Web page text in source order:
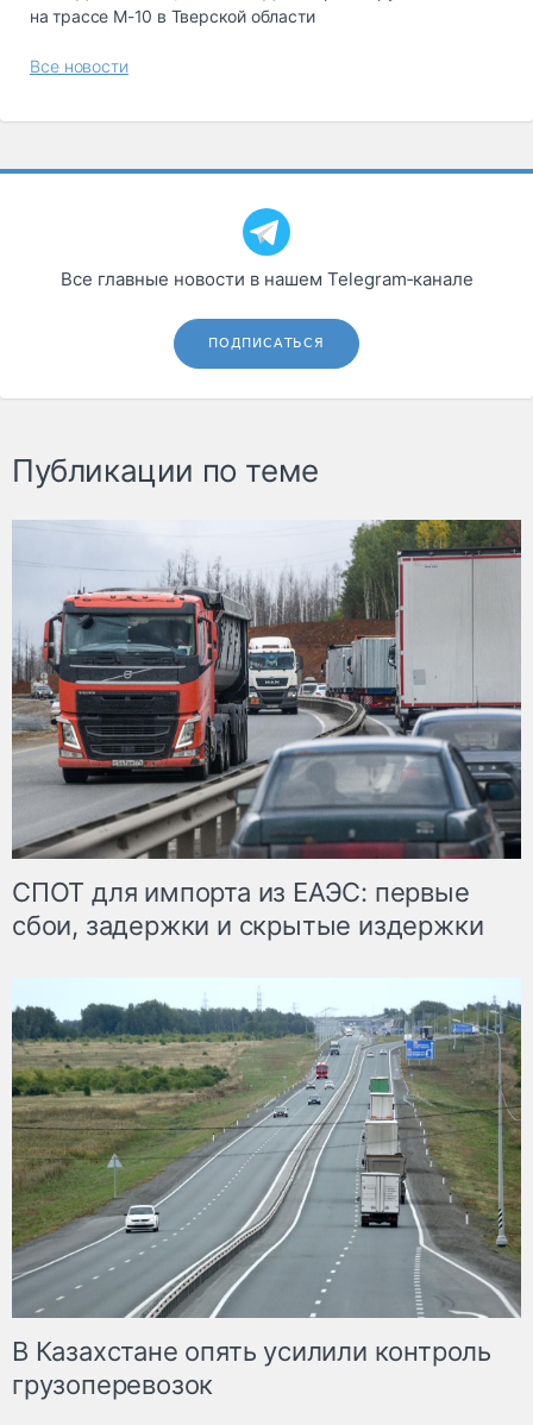
на трассе М-10 в Тверской области
Все новости
Все главные новости в нашем Telegram‑канале
ПОДПИСАТЬСЯ
Публикации по теме
СПОТ для импорта из ЕАЭС: первые
сбои, задержки и скрытые издержки
В Казахстане опять усилили контроль
грузоперевозок